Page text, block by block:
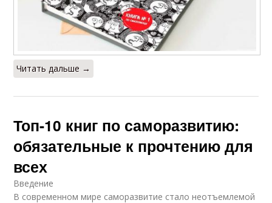
Читать дальше →
Топ-10 книг по саморазвитию:
обязательные к прочтению для
всех
Введение
В современном мире саморазвитие стало неотъемлемой